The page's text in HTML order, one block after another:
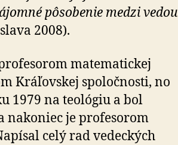
pô­so­benie medzi vedou
2008).
matematickej
Kráľovskej spoločnosti, no
1979 na teo­ló­giu a bol
na­ko­niec je profesorom
celý rad vedeckých